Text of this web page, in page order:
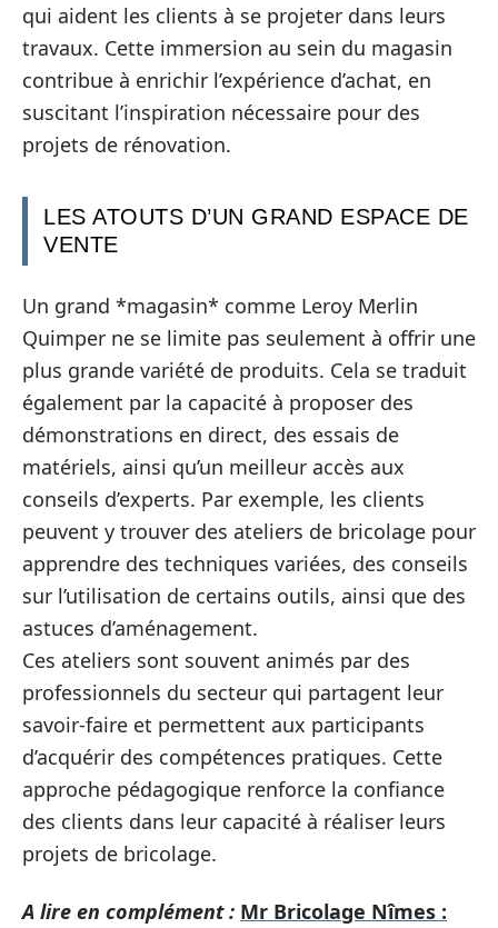
qui aident les clients à se projeter dans leurs
travaux. Cette immersion au sein du magasin
contribue à enrichir l’expérience d’achat, en
suscitant l’inspiration nécessaire pour des
projets de rénovation.
LES ATOUTS D’UN GRAND ESPACE DE
VENTE
Un grand *magasin* comme Leroy Merlin
Quimper ne se limite pas seulement à offrir une
plus grande variété de produits. Cela se traduit
également par la capacité à proposer des
démonstrations en direct, des essais de
matériels, ainsi qu’un meilleur accès aux
conseils d’experts. Par exemple, les clients
peuvent y trouver des ateliers de bricolage pour
apprendre des techniques variées, des conseils
sur l’utilisation de certains outils, ainsi que des
astuces d’aménagement.
Ces ateliers sont souvent animés par des
professionnels du secteur qui partagent leur
savoir-faire et permettent aux participants
d’acquérir des compétences pratiques. Cette
approche pédagogique renforce la confiance
des clients dans leur capacité à réaliser leurs
projets de bricolage.
A lire en complément : Mr Bricolage Nîmes :